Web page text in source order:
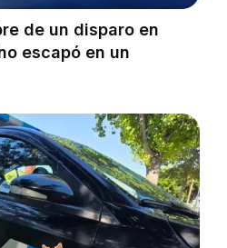
de un disparo en
escapó en un